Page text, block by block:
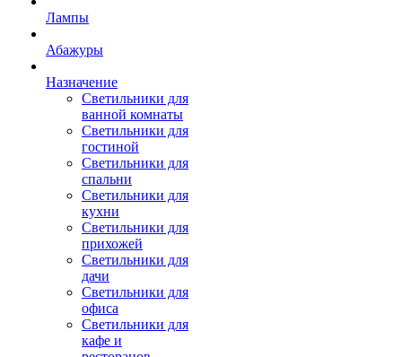
Лампы
Абажуры
Назначение
Светильники для
ванной комнаты
Светильники для
гостиной
Светильники для
спальни
Светильники для
кухни
Светильники для
прихожей
Светильники для
дачи
Светильники для
офиса
Светильники для
кафе и